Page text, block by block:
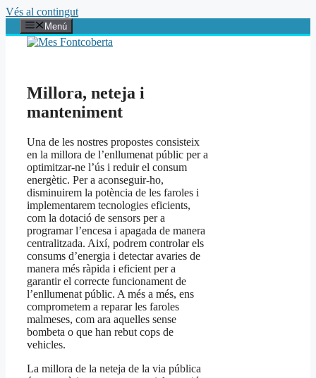
Vés al contingut
Menú
Millora, neteja i
manteniment
Una de les nostres propostes consisteix
en la millora de l’enllumenat públic per a
optimitzar-ne l’ús i reduir el consum
energètic. Per a aconseguir-ho,
disminuirem la potència de les faroles i
implementarem tecnologies eficients,
com la dotació de sensors per a
programar l’encesa i apagada de manera
centralitzada. Així, podrem controlar els
consums d’energia i detectar avaries de
manera més ràpida i eficient per a
garantir el correcte funcionament de
l’enllumenat públic. A més a més, ens
comprometem a reparar les faroles
malmeses, com ara aquelles sense
bombeta o que han rebut cops de
vehicles.
La millora de la neteja de la via pública